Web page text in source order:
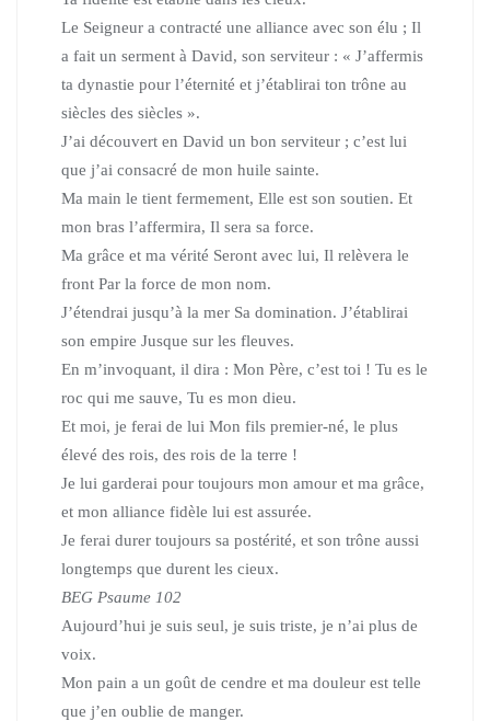
Le Seigneur a contracté une alliance avec son élu ; Il
a fait un serment à David, son serviteur : « J’affermis
ta dynastie pour l’éternité et j’établirai ton trône au
siècles des siècles ».
J’ai découvert en David un bon serviteur ; c’est lui
que j’ai consacré de mon huile sainte.
Ma main le tient fermement, Elle est son soutien. Et
mon bras l’affermira, Il sera sa force.
Ma grâce et ma vérité Seront avec lui, Il relèvera le
front Par la force de mon nom.
J’étendrai jusqu’à la mer Sa domination. J’établirai
son empire Jusque sur les fleuves.
En m’invoquant, il dira : Mon Père, c’est toi ! Tu es le
roc qui me sauve, Tu es mon dieu.
Et moi, je ferai de lui Mon fils premier-né, le plus
élevé des rois, des rois de la terre !
Je lui garderai pour toujours mon amour et ma grâce,
et mon alliance fidèle lui est assurée.
Je ferai durer toujours sa postérité, et son trône aussi
longtemps que durent les cieux.
BEG Psaume 102
Aujourd’hui je suis seul, je suis triste, je n’ai plus de
voix.
Mon pain a un goût de cendre et ma douleur est telle
que j’en oublie de manger.